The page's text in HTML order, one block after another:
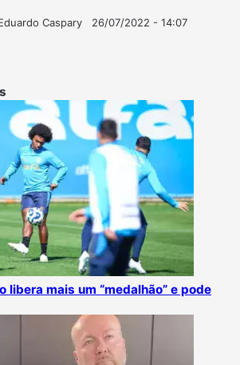
Caspary
26/07/2022 - 14:07
libera mais um “medalhão” e pode